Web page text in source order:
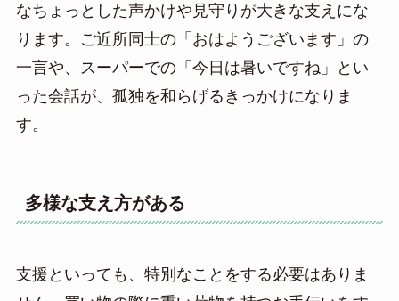
なちょっとした声かけや見守りが大きな支えにな
ります。ご近所同士の「おはようございます」の
一言や、スーパーでの「今日は暑いですね」とい
った会話が、孤独を和らげるきっかけになりま
す。
多様な支え方がある
支援といっても、特別なことをする必要はありま